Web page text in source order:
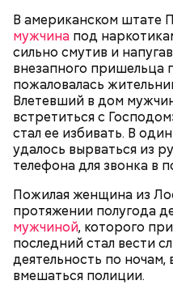
В американском штате
мужчина под
сильно смутив и
внезапного пришельца
пожаловалась
Влетевший в дом
встретиться с
стал ее избивать. В
удалось вырваться из
телефона для звонка в
Пожилая женщина из
протяжении полугода
мужчиной, которого
последний стал вести
деятельность по
вмешаться полиции.
— Кабачки, порезанные
обжарить на
петрушки, чеснок, соль
Получается очень
Копылов.
— В дыне содержится
представлен
хорошо, потому что
помнить, что сладкими
увлекаться, так же как
сахарным диабетом и
подчеркнула доктор.